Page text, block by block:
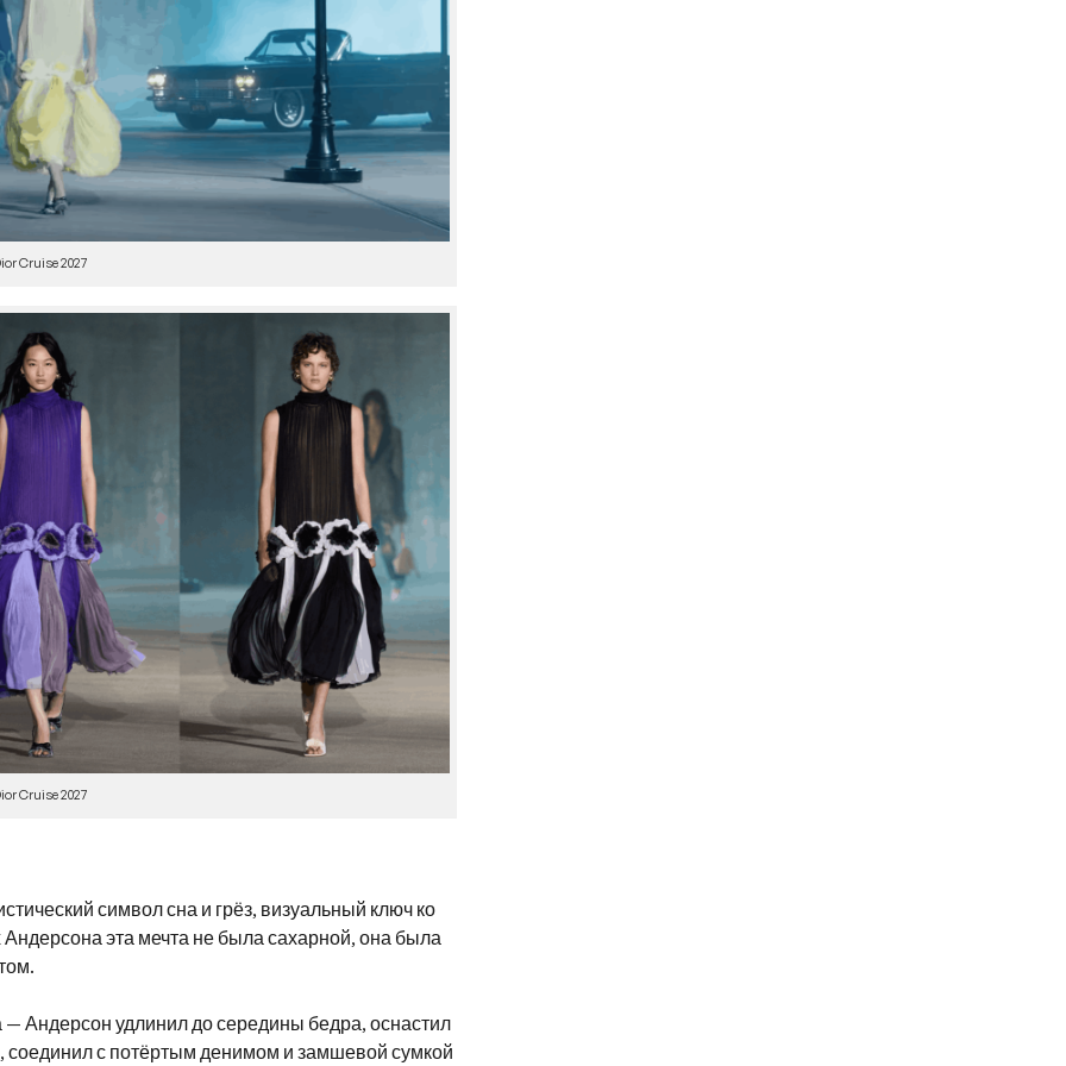
Cruise 2027
Cruise 2027
символ сна и грёз, визуальный ключ ко
эта мечта не была сахарной, она была
Андерсон удлинил до середины бедра, оснастил
с потёртым денимом и замшевой сумкой